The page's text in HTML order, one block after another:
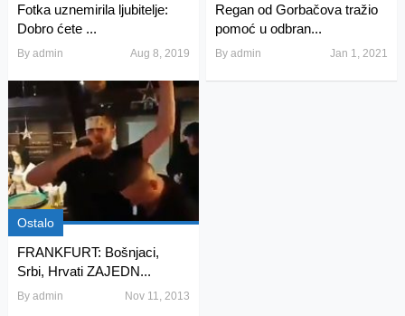
Fotka uznemirila ljubitelje:
Dobro ćete ...
By admin Aug 8, 2019
Regan od Gorbačova tražio
pomoć u odbran...
Byadmin Jan 1, 2021
Ostalo
FRANKFURT: Bošnjaci,
Srbi, Hrvati ZAJEDN...
By admin Nov 11, 2013